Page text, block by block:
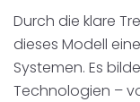
Durch die klare
dieses Modell
Systemen. Es
Technologien –